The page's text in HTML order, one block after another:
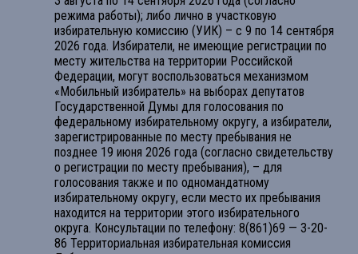
режима работы); либо лично в участковую
избирательную комиссию (УИК) – с 9 по 14 сентября
2026 года. Избиратели, не имеющие регистрации по
месту жительства на территории Российской
Федерации, могут воспользоваться механизмом
«Мобильный избиратель» на выборах депутатов
Государственной Думы для голосования по
федеральному избирательному округу, а избиратели,
зарегистрированные по месту пребывания не
позднее 19 июня 2026 года (согласно свидетельству
о регистрации по месту пребывания), – для
голосования также и по одномандатному
избирательному округу, если место их пребывания
находится на территории этого избирательного
округа. Консультации по телефону: 8(861)69 — 3-20-
86 Территориальная избирательная комиссия